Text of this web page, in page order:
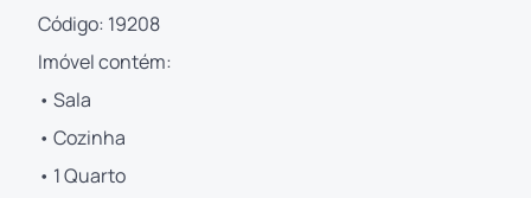
Código: 19208
Imóvel contém:
• Sala
• Cozinha
• 1 Quarto